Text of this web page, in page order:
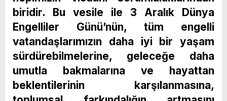
biridir. Bu vesile ile 3 Aralık Dünya
Engelliler Günü’nün, tüm engelli
vatandaşlarımızın daha iyi bir yaşam
sürdürebilmelerine, geleceğe daha
umutla bakmalarına ve hayattan
beklentilerinin karşılanmasına,